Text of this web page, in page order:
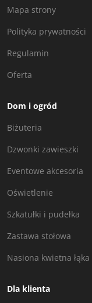
Mapa strony
Polityka prywatności
Regulamin
Oferta
Dom i ogród
Biżuteria
Dzwonki zawieszki
Eventowe akcesoria
Oświetlenie
Szkatułki i pudełka
Zastawa stołowa
Nasiona kwietna łąka
Dla klienta